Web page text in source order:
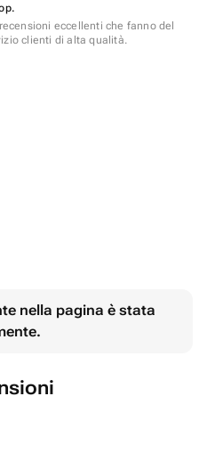
eccellenti che fanno del
clienti di alta qualità.
nella pagina è stata